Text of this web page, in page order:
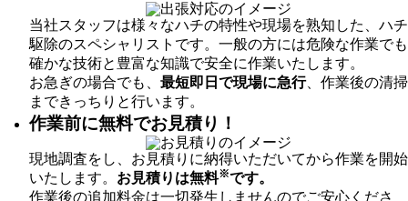
当社スタッフは様々なハチの特性や現場を熟知した、ハチ
駆除のスペシャリストです。一般の方には危険な作業でも
確かな技術と豊富な知識で安全に作業いたします。
お急ぎの場合でも、 最短即日で現場に急行、作業後の清掃
まできっちりと行います。
作業前に無料でお見積り！
現地調査をし、お見積りに納得いただいてから作業を開始
いたします。 お見積りは無料※です。
作業後の追加料金は一切発生しませんのでご安心くださ